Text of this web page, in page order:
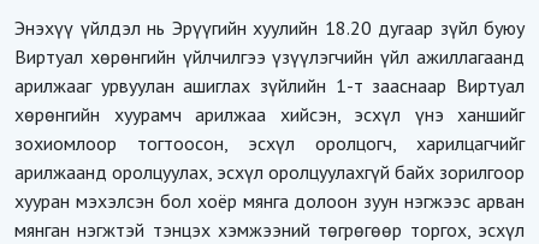
Энэхүү үйлдэл нь Эрүүгийн хуулийн 18.20 дугаар зүйл буюу
Виртуал хөрөнгийн үйлчилгээ үзүүлэгчийн үйл ажиллагаанд
арилжааг урвуулан ашиглах зүйлийн 1-т зааснаар Виртуал
хөрөнгийн хуурамч арилжаа хийсэн, эсхүл үнэ ханшийг
зохиомлоор тогтоосон, эсхүл оролцогч, харилцагчийг
арилжаанд оролцуулах, эсхүл оролцуулахгүй байх зорилгоор
хууран мэхэлсэн бол хоёр мянга долоон зуун нэгжээс арван
мянган нэгжтэй тэнцэх хэмжээний төгрөгөөр торгох, эсхүл